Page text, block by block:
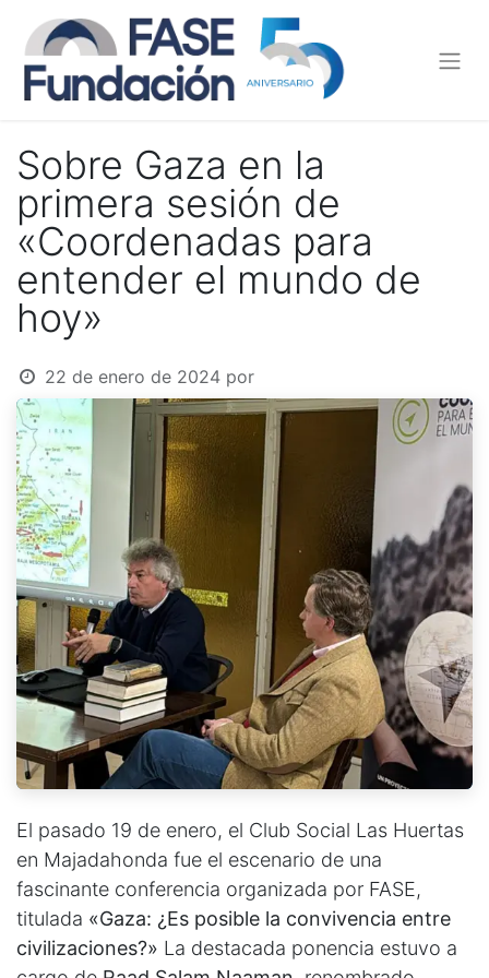
Sobre Gaza en la
primera sesión de
«Coordenadas para
entender el mundo de
hoy»
22 de enero de 2024 por
El pasado 19 de enero, el Club Social Las Huertas
en Majadahonda fue el escenario de una
fascinante conferencia organizada por FASE,
titulada «Gaza: ¿Es posible la convivencia entre
civilizaciones?» La destacada ponencia estuvo a